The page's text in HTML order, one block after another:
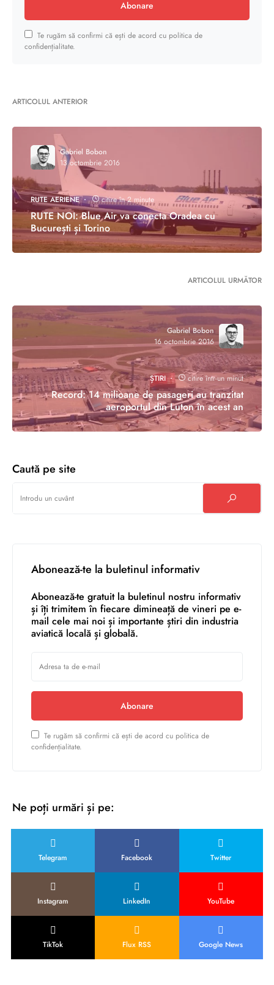
Abonare
Te rugăm să confirmi că ești de acord cu politica de
confidențialitate.
ARTICOLUL ANTERIOR
Gabriel Bobon
13 octombrie 2016
RUTE AERIENE citire în 2 minute
RUTE NOI: Blue Air va conecta Oradea cu
București și Torino
ARTICOLUL URMĂTOR
Gabriel Bobon
16 octombrie 2016
ȘTIRI citire într-un minut
Record: 14 milioane de pasageri au tranzitat
aeroportul din Luton în acest an
Caută pe site
Abonează-te la buletinul informativ
Abonează-te gratuit la buletinul nostru informativ
și îți trimitem în fiecare dimineață de vineri pe e-
mail cele mai noi și importante știri din industria
aviatică locală și globală.
Abonare
Te rugăm să confirmi că ești de acord cu politica de
confidențialitate.
Ne poți urmări și pe:
Telegram Facebook Twitter
Instagram LinkedIn YouTube
TikTok Flux RSS Google News